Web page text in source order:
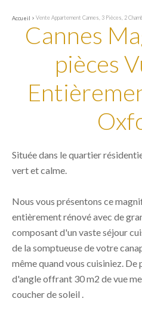
Accueil Vente Appartement Cannes, 3 Pièces, 2
Cannes
pièces
Située dans le quartier
vert et calme.
Nous vous présentons ce
entièrement rénové avec de
composant d'un vaste séjour
de la somptueuse de votre
même quand vous cuisiniez. De
d'angle offrant 30 m2 de vue
coucher de soleil .